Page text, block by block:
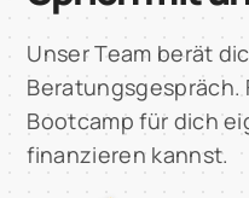
Funktionen
hingegen sind
Gestaltung der
Farben über
zu Buttons.
Unser Team berät
Beratungsgespräch.
Bootcamp für dich
finanzieren kannst.